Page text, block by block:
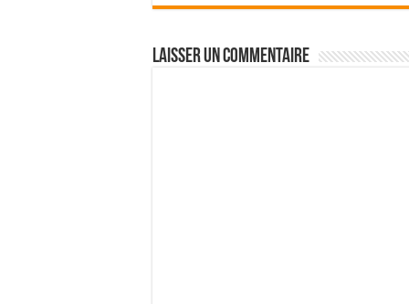
Laisser un commentaire